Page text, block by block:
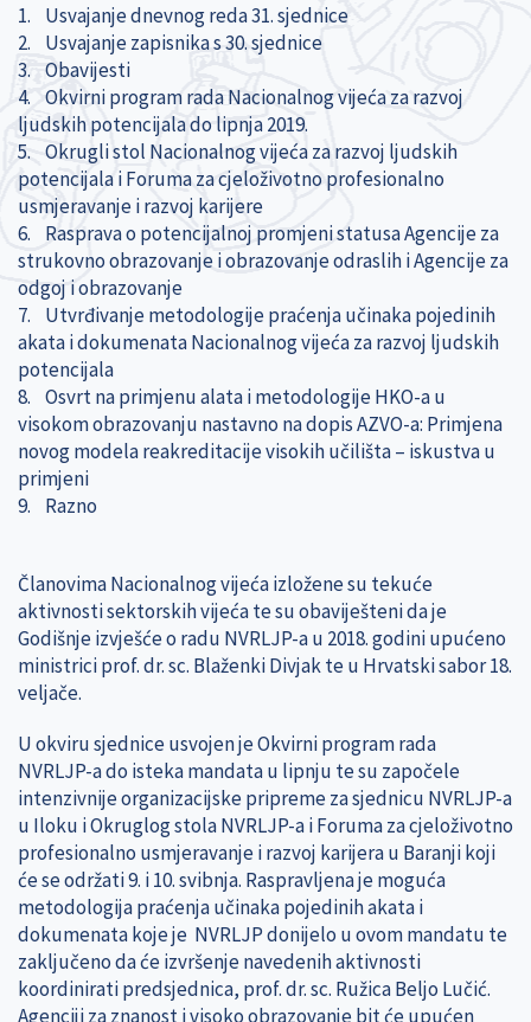
1. Usvajanje dnevnog reda 31. sjednice
2. Usvajanje zapisnika s 30. sjednice
3. Obavijesti
4. Okvirni program rada Nacionalnog vijeća za razvoj
ljudskih potencijala do lipnja 2019.
5. Okrugli stol Nacionalnog vijeća za razvoj ljudskih
potencijala i Foruma za cjeloživotno profesionalno
usmjeravanje i razvoj karijere
6. Rasprava o potencijalnoj promjeni statusa Agencije za
strukovno obrazovanje i obrazovanje odraslih i Agencije za
odgoj i obrazovanje
7. Utvrđivanje metodologije praćenja učinaka pojedinih
akata i dokumenata Nacionalnog vijeća za razvoj ljudskih
potencijala
8. Osvrt na primjenu alata i metodologije HKO-a u
visokom obrazovanju nastavno na dopis AZVO-a: Primjena
novog modela reakreditacije visokih učilišta – iskustva u
primjeni
9. Razno
Članovima Nacionalnog vijeća izložene su tekuće
aktivnosti sektorskih vijeća te su obaviješteni da je
Godišnje izvješće o radu NVRLJP-a u 2018. godini upućeno
ministrici prof. dr. sc. Blaženki Divjak te u Hrvatski sabor 18.
veljače.
U okviru sjednice usvojen je Okvirni program rada
NVRLJP-a do isteka mandata u lipnju te su započele
intenzivnije organizacijske pripreme za sjednicu NVRLJP-a
u Iloku i Okruglog stola NVRLJP-a i Foruma za cjeloživotno
profesionalno usmjeravanje i razvoj karijera u Baranji koji
će se održati 9. i 10. svibnja. Raspravljena je moguća
metodologija praćenja učinaka pojedinih akata i
dokumenata koje je NVRLJP donijelo u ovom mandatu te
zaključeno da će izvršenje navedenih aktivnosti
koordinirati predsjednica, prof. dr. sc. Ružica Beljo Lučić.
Agenciji za znanost i visoko obrazovanje bit će upućen